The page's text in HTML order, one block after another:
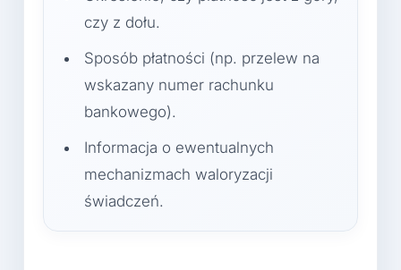
czy z dołu.
Sposób płatności (np. przelew na
wskazany numer rachunku
bankowego).
Informacja o ewentualnych
mechanizmach waloryzacji
świadczeń.